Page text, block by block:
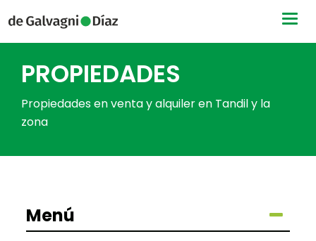
PROPIEDADES
Propiedades en venta y alquiler en Tandil y la
zona
Menú